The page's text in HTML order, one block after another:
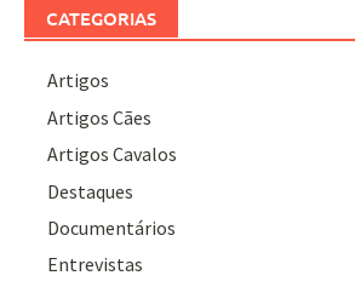
CATEGORIAS
Artigos
Artigos Cães
Artigos Cavalos
Destaques
Documentários
Entrevistas